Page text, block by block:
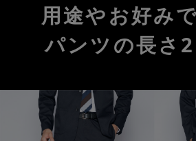
用途やお好み
パンツの長さ